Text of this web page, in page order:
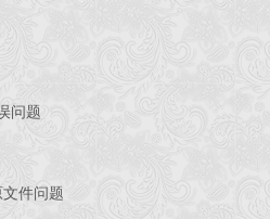
问题
件问题